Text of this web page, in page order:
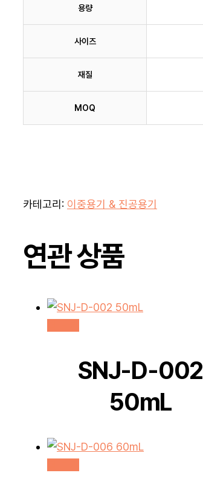
용량
사이즈
재질
MOQ
카테고리: 이중용기 & 진공용기
연관 상품
SNJ-D-002
50mL